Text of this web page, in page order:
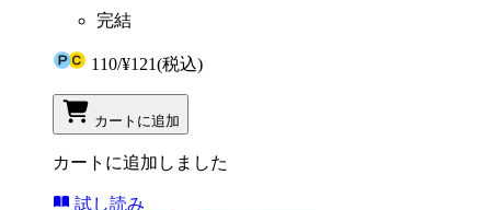
完結
110/¥121(税込)
カートに追加
カートに追加しました
試し読み